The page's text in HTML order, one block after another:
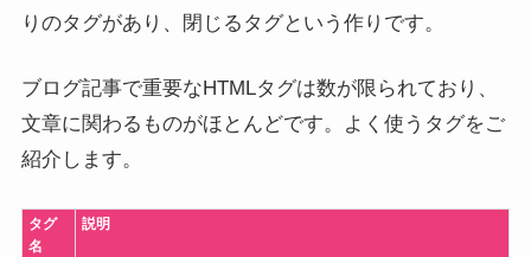
りのタグがあり、閉じるタグという作りです。
ブログ記事で重要なHTMLタグは数が限られており、
文章に関わるものがほとんどです。よく使うタグをご
紹介します。
タグ
名
説明